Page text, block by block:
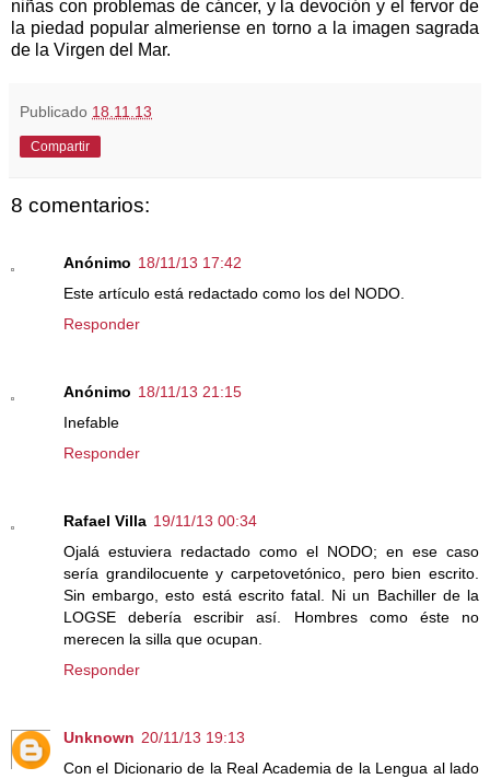
niñas con problemas de cáncer, y la devoción y el fervor de
la piedad popular almeriense en torno a la imagen sagrada
de la Virgen del Mar.
Publicado 18.11.13
Compartir
8 comentarios:
Anónimo 18/11/13 17:42
Este artículo está redactado como los del NODO.
Responder
Anónimo 18/11/13 21:15
Inefable
Responder
Rafael Villa 19/11/13 00:34
Ojalá estuviera redactado como el NODO; en ese caso
sería grandilocuente y carpetovetónico, pero bien escrito.
Sin embargo, esto está escrito fatal. Ni un Bachiller de la
LOGSE debería escribir así. Hombres como éste no
merecen la silla que ocupan.
Responder
Unknown 20/11/13 19:13
Con el Dicionario de la Real Academia de la Lengua al lado